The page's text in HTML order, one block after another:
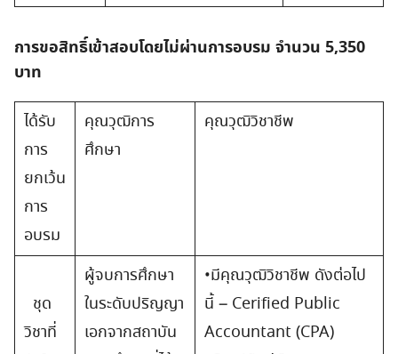
การขอสิทธิ์เข้าสอบโดยไม่ผ่านการอบรม จำนวน 5,350
บาท
ได้รับ
การ
ยกเว้น
การ
อบรม
คุณวุฒิการ
ศึกษา
คุณวุฒิวิชาชีพ
ชุด
วิชาที่
ผู้จบการศึกษา
ในระดับปริญญา
เอกจากสถาบัน
•มีคุณวุฒิวิชาชีพ ดังต่อไป
นี้ – Cerified Public
Accountant (CPA)